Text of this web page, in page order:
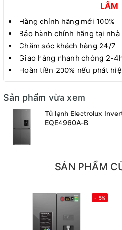
LÂM
Hàng chính hãng mới 100%
Bảo hành chính hãng tại nhà
Chăm sóc khách hàng 24/7
Giao hàng nhanh chóng 2-4h
Hoàn tiền 200% nếu phát
Sản phẩm vừa xem
Tủ lạnh Electrolux
EQE4960A-B
SẢN PHẨM
- 5%